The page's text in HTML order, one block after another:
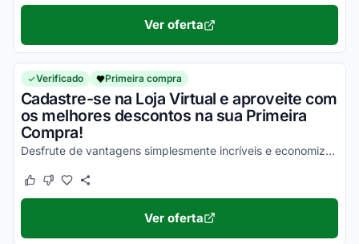
Ver oferta
Verificado Primeira compra
Cadastre-se na Loja Virtual e aproveite com
os melhores descontos na sua Primeira
Compra!
Desfrute de vantagens simplesmente incríveis e economize com facilidade nas suas compras!
Este cupom funcionou
Este cupom não funcionou
Ver oferta